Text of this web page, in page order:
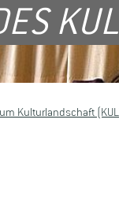
Kulturlandschaft